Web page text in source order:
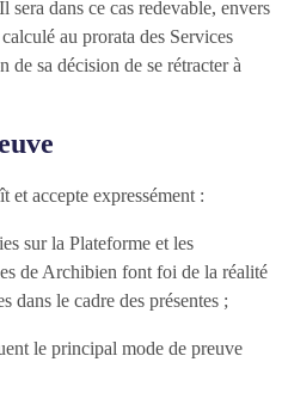
sera dans ce cas redevable, envers
au prorata des Services
de sa décision de se rétracter à
et accepte expressément :
sur la Plateforme et les
de Archibien font foi de la réalité
dans le cadre des présentes ;
le principal mode de preuve